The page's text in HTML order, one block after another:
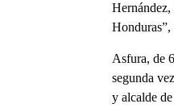
Hernández,
Honduras”,
Asfura, de
segunda
y alcalde